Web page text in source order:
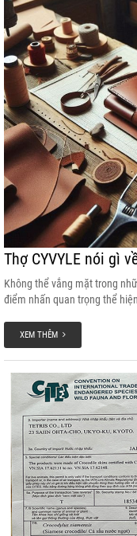
Thợ CYVYLE nói gì
Không thể vắng mặt trong
điểm nhấn quan trọng thể
tìm hiểu xem người thợ đóng
lượng nhé !!
XEM THÊM